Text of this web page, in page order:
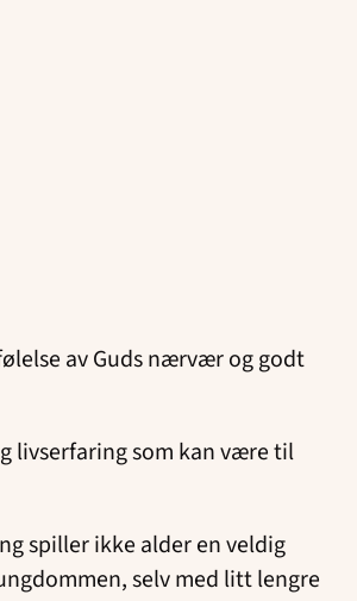
av Guds nærvær og godt
livserfaring som kan være til
spiller ikke alder en veldig
selv med litt lengre